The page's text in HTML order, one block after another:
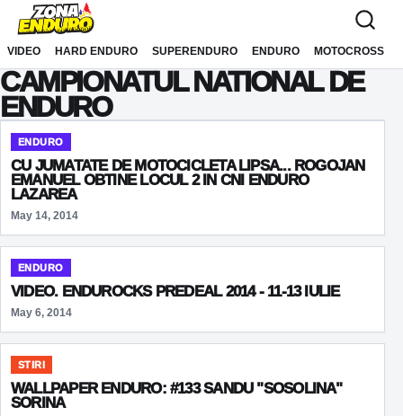
Sari la conținut
VIDEO HARD ENDURO SUPERENDURO ENDURO MOTOCROSS
CAMPIONATUL NATIONAL DE
ENDURO
ENDURO
CU JUMATATE DE MOTOCICLETA LIPSA... ROGOJAN
EMANUEL OBTINE LOCUL 2 IN CNI ENDURO
LAZAREA
May 14, 2014
ENDURO
VIDEO. ENDUROCKS PREDEAL 2014 - 11-13 IULIE
May 6, 2014
STIRI
WALLPAPER ENDURO: #133 SANDU "SOSOLINA"
SORINA